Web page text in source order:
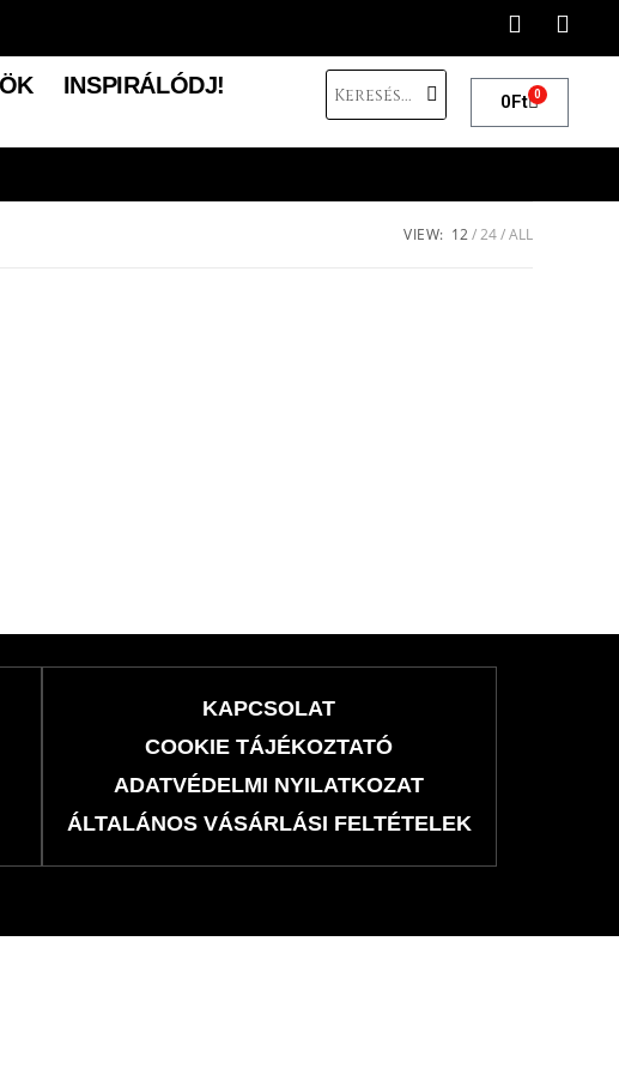
INSPIRÁLÓDJ!
0Ft 0
VIEW: 12 24 ALL
KAPCSOLAT
COOKIE TÁJÉKOZTATÓ
ADATVÉDELMI NYILATKOZAT
ÁLTALÁNOS VÁSÁRLÁSI FELTÉTELEK